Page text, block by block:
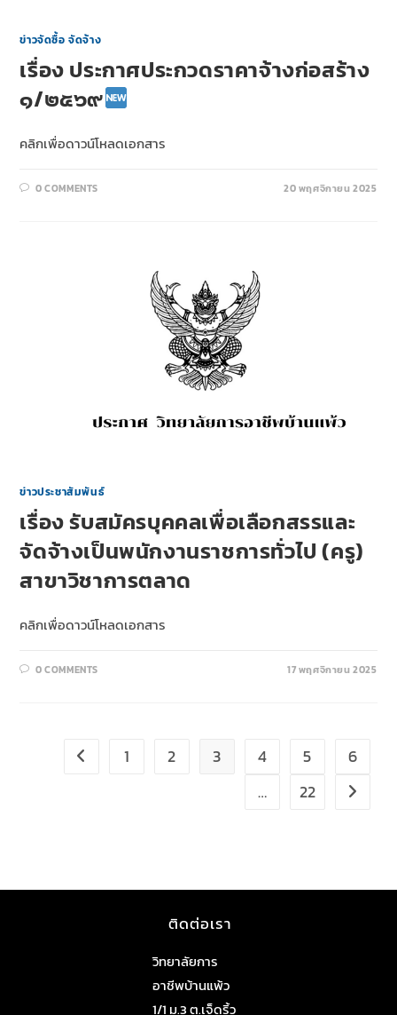
ข่าวจัดซื้อ จัดจ้าง
เรื่อง ประกาศประกวดราคาจ้างก่อสร้าง
๑/๒๕๖๙
คลิกเพื่อดาวน์โหลดเอกสาร
0 COMMENTS 20 พฤศจิกายน 2025
ข่าวประชาสัมพันธ์
เรื่อง รับสมัครบุคคลเพื่อเลือกสรรและ
จัดจ้างเป็นพนักงานราชการทั่วไป (ครู)
สาขาวิชาการตลาด
คลิกเพื่อดาวน์โหลดเอกสาร
0 COMMENTS 17 พฤศจิกายน 2025
1 2 3 4 5
6
…
22
ติดต่อเรา
วิทยาลัยการ
อาชีพบ้านแพ้ว
1/1 ม.3 ต.เจ็ดริ้ว